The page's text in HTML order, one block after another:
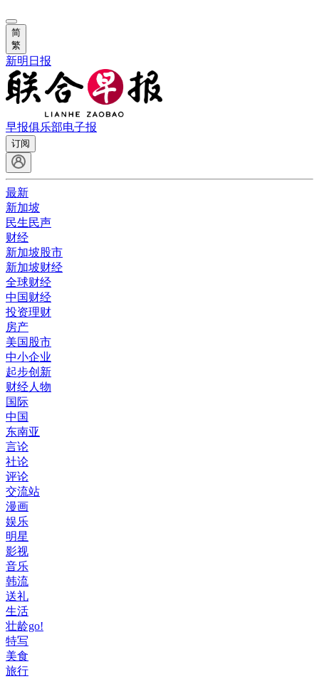
简
繁
新明日报
早报俱乐部电子报
订阅
最新
新加坡
民生民声
财经
新加坡股市
新加坡财经
全球财经
中国财经
投资理财
房产
美国股市
中小企业
起步创新
财经人物
国际
中国
东南亚
言论
社论
评论
交流站
漫画
娱乐
明星
影视
音乐
韩流
送礼
生活
壮龄go!
特写
美食
旅行